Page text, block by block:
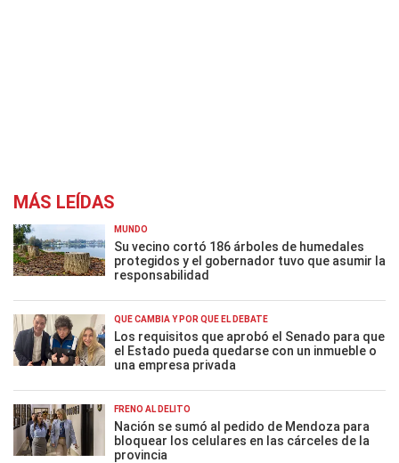
MÁS LEÍDAS
MUNDO
Su vecino cortó 186 árboles de humedales
protegidos y el gobernador tuvo que asumir la
responsabilidad
QUÉ CAMBIA Y POR QUÉ EL DEBATE
Los requisitos que aprobó el Senado para que
el Estado pueda quedarse con un inmueble o
una empresa privada
FRENO AL DELITO
Nación se sumó al pedido de Mendoza para
bloquear los celulares en las cárceles de la
provincia